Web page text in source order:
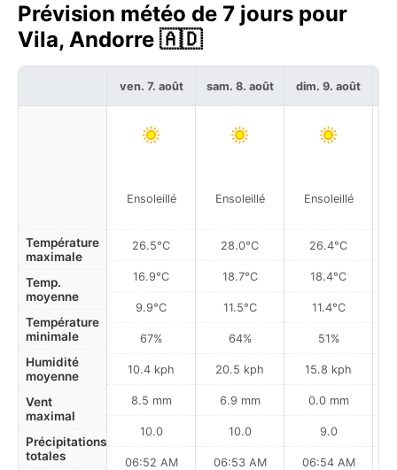
Prévision météo de 7 jours pour
Vila, Andorre 🇦🇩
Température
maximale
Temp.
moyenne
Température
minimale
Humidité
moyenne
Vent
maximal
Précipitations
totales
ven. 7. août
Ensoleillé
26.5°C
16.9°C
9.9°C
67%
10.4 kph
8.5 mm
10.0
06:52 AM
sam. 8. août
Ensoleillé
28.0°C
18.7°C
11.5°C
64%
20.5 kph
6.9 mm
10.0
06:53 AM
dim. 9. août
Ensoleillé
26.4°C
18.4°C
11.4°C
51%
15.8 kph
0.0 mm
9.0
06:54 AM